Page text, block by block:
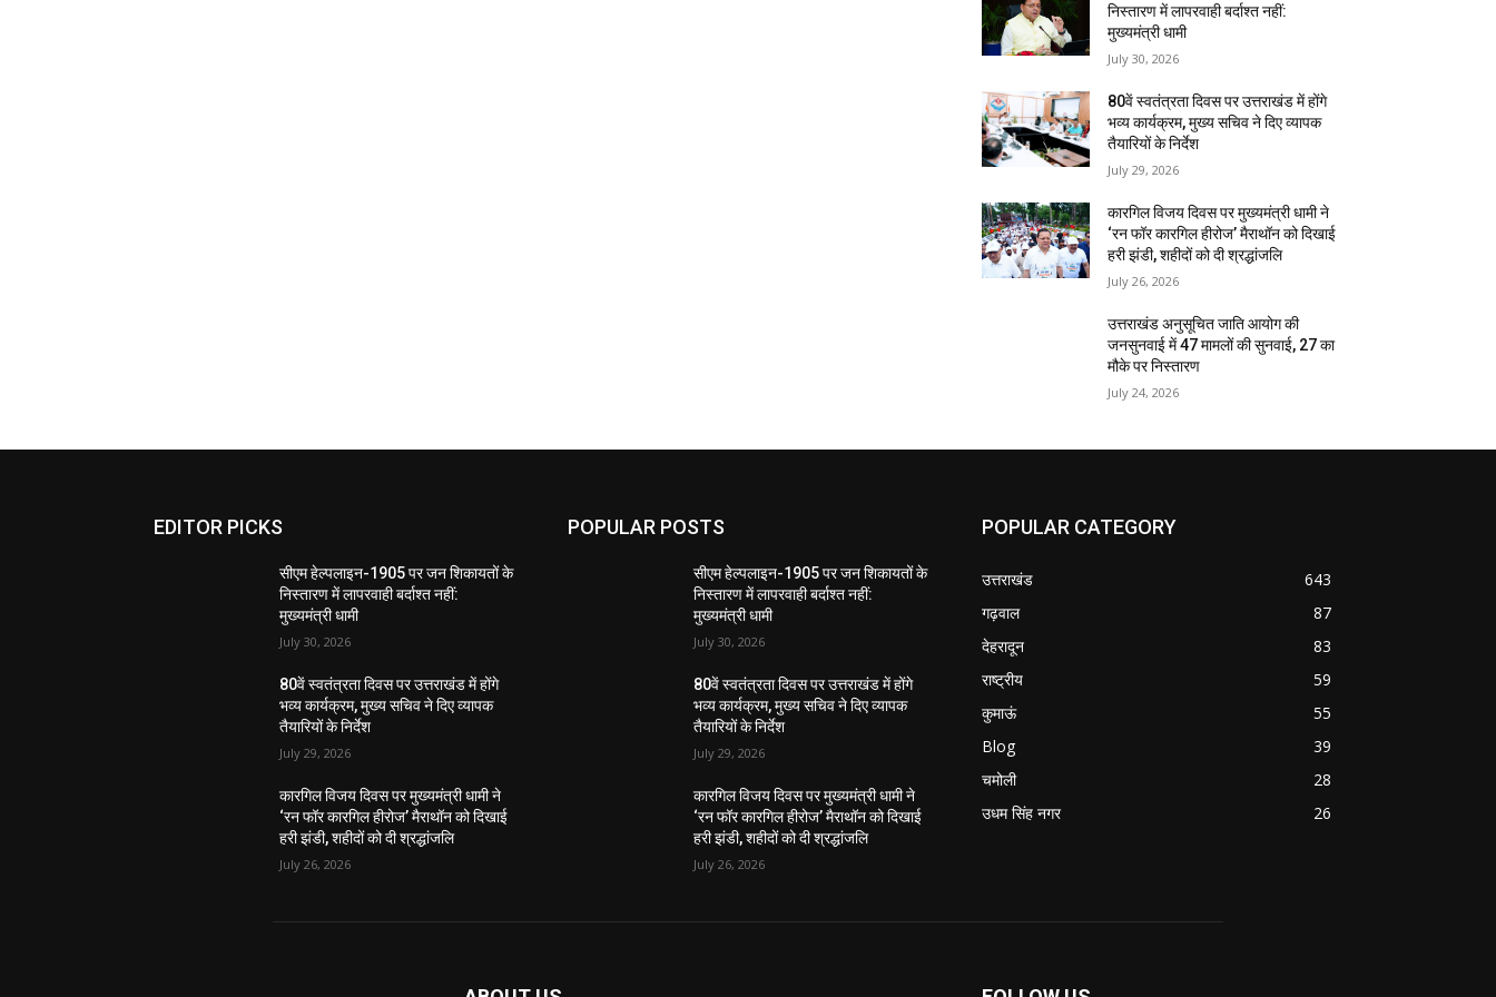
निस्तारण में लापरवाही बर्दाश्त नहीं:
मुख्यमंत्री धामी
July 30, 2026
80वें स्वतंत्रता दिवस पर उत्तराखंड में होंगे
भव्य कार्यक्रम, मुख्य सचिव ने दिए व्यापक
तैयारियों के निर्देश
July 29, 2026
कारगिल विजय दिवस पर मुख्यमंत्री धामी ने
‘रन फॉर कारगिल हीरोज’ मैराथॉन को दिखाई
हरी झंडी, शहीदों को दी श्रद्धांजलि
July 26, 2026
उत्तराखंड अनुसूचित जाति आयोग की
जनसुनवाई में 47 मामलों की सुनवाई, 27 का
मौके पर निस्तारण
July 24, 2026
EDITOR PICKS
सीएम हेल्पलाइन-1905 पर जन शिकायतों के
निस्तारण में लापरवाही बर्दाश्त नहीं:
मुख्यमंत्री धामी
July 30, 2026
80वें स्वतंत्रता दिवस पर उत्तराखंड में होंगे
भव्य कार्यक्रम, मुख्य सचिव ने दिए व्यापक
तैयारियों के निर्देश
July 29, 2026
कारगिल विजय दिवस पर मुख्यमंत्री धामी ने
‘रन फॉर कारगिल हीरोज’ मैराथॉन को दिखाई
हरी झंडी, शहीदों को दी श्रद्धांजलि
July 26, 2026
POPULAR POSTS
सीएम हेल्पलाइन-1905 पर जन शिकायतों के
निस्तारण में लापरवाही बर्दाश्त नहीं:
मुख्यमंत्री धामी
July 30, 2026
80वें स्वतंत्रता दिवस पर उत्तराखंड में होंगे
भव्य कार्यक्रम, मुख्य सचिव ने दिए व्यापक
तैयारियों के निर्देश
July 29, 2026
कारगिल विजय दिवस पर मुख्यमंत्री धामी ने
‘रन फॉर कारगिल हीरोज’ मैराथॉन को दिखाई
हरी झंडी, शहीदों को दी श्रद्धांजलि
July 26, 2026
POPULAR CATEGORY
उत्तराखंड
643
गढ़वाल
87
देहरादून
83
राष्ट्रीय
59
कुमाऊं
55
Blog
39
चमोली
28
उधम सिंह नगर
26